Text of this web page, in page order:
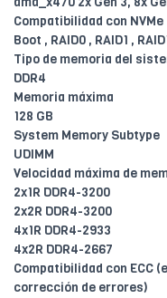
Compatibilidad con NVMe
Boot , RAID0 , RAID1 ,
Tipo de memoria del
DDR4
Memoria máxima
128 GB
System Memory Subtype
UDIMM
Velocidad máxima de
2x1R DDR4-3200
2x2R DDR4-3200
4x1R DDR4-2933
4x2R DDR4-2667
Compatibilidad con ECC
corrección de errores)